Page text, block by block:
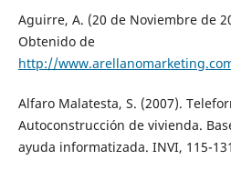
Aguirre, A. (20 de Noviembre de
Obtenido de
http://
Alfaro Malatesta, S. (2007).
Autoconstrucción de vivienda.
ayuda informatizada. INVI, 115-